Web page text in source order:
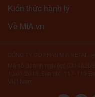
Kiến thức hành lý
Về MIA.vn
10/01/2018. Địa chỉ: 117-119